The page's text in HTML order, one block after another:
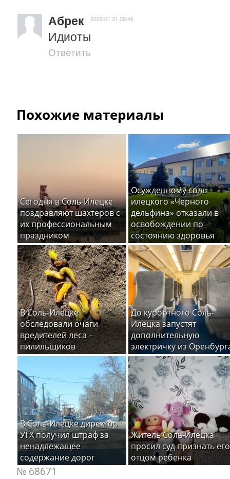
Абрек 2025.01.31 09:46
Идиоты
Ответить
Похожие материалы
Сегодня в Соль-Илецке
поздравляют шахтеров с
их профессиональным
праздником
Осужденному соль-
илецкого «Черного
дельфина» отказали в
освобождении по
состоянию здоровья
В Соль-Илецке
обследовали очаги
вредителей леса –
пилильщиков
До курортного Соль-
Илецка запустят
дополнительную
электричку из
В Соль-Илецке директор
УГХ получил штраф за
ненадлежащее
содержание дорог
Житель Соль-Илецка
просил суд признать его
отцом ребенка
№ 68671